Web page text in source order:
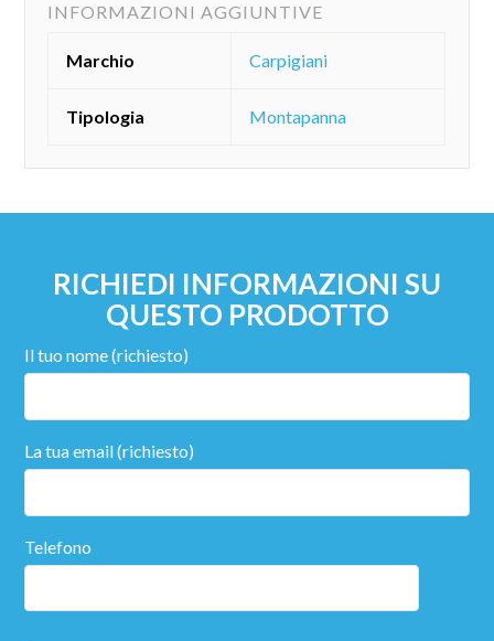
INFORMAZIONI AGGIUNTIVE
Marchio Carpigiani
Tipologia Montapanna
RICHIEDI INFORMAZIONI SU
QUESTO PRODOTTO
Il tuo nome (richiesto)
La tua email (richiesto)
Telefono